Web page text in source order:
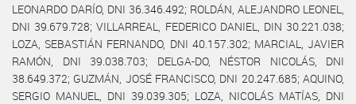
LEONARDO DARÍO, DNI 36.346.492; ROLDÁN, ALEJANDRO LEONEL,
DNI 39.679.728; VILLARREAL, FEDERICO DANIEL, DIN 30.221.038;
LOZA, SEBASTIÁN FERNANDO, DNI 40.157.302; MARCIAL, JAVIER
RAMÓN, DNI 39.038.703; DELGA-DO, NÉSTOR NICOLÁS, DNI
38.649.372; GUZMÁN, JOSÉ FRANCISCO, DNI 20.247.685; AQUINO,
SERGIO MANUEL, DNI 39.039.305; LOZA, NICOLÁS MATÍAS, DNI